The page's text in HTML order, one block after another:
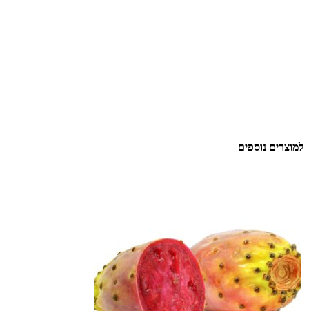
למוצרים נוספים